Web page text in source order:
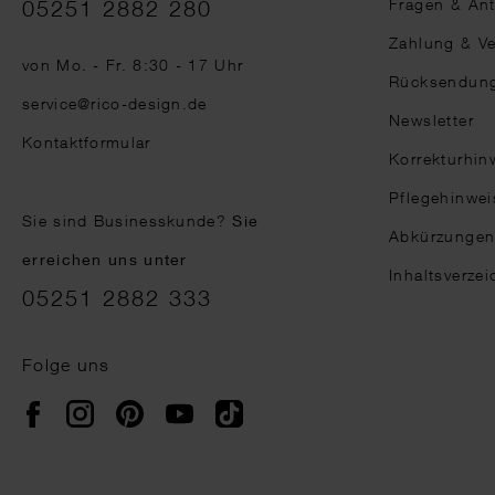
05251 2882 280
von Mo. - Fr. 8:30 - 17 Uhr
service@rico-design.de
Kontaktformular
Sie sind Businesskunde?Sie
erreichen uns unter
05251 2882 333
Folge uns
FacebookInstagramPinterestYouTubeTikTok
Fragen &
Zahlung &
Newsletter
Abkürzungen